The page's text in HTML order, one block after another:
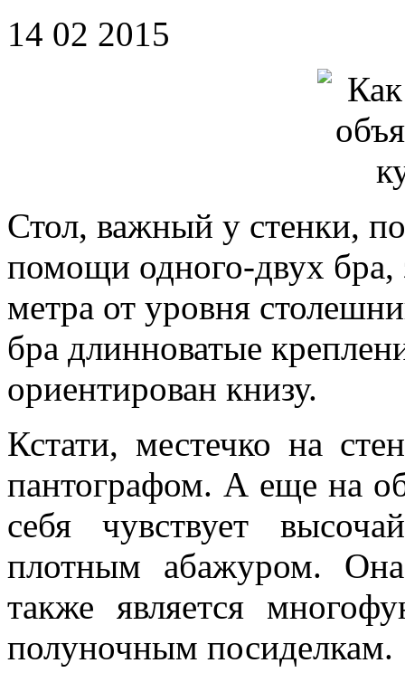
14 02 2015
Стол, важный у стенки,
помощи одного-двух бра,
метра от уровня
бра длинноватые
ориентирован книзу.
Кстати, местечко на
пантографом. А еще на
себя чувствует
плотным абажуром.
также является
полуночным посиделкам.